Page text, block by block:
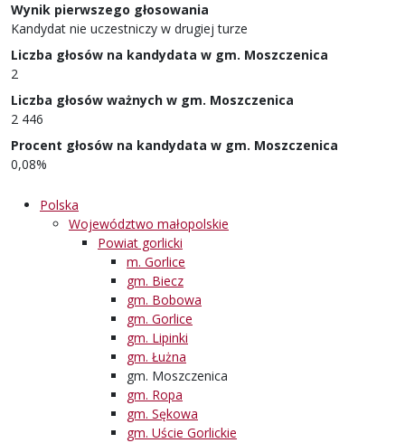
Wynik pierwszego głosowania
Kandydat nie uczestniczy w drugiej turze
Liczba głosów na kandydata w gm. Moszczenica
2
Liczba głosów ważnych w gm. Moszczenica
2 446
Procent głosów na kandydata w gm. Moszczenica
0,08%
Polska
Województwo małopolskie
Powiat gorlicki
m. Gorlice
gm. Biecz
gm. Bobowa
gm. Gorlice
gm. Lipinki
gm. Łużna
gm. Moszczenica
gm. Ropa
gm. Sękowa
gm. Uście Gorlickie